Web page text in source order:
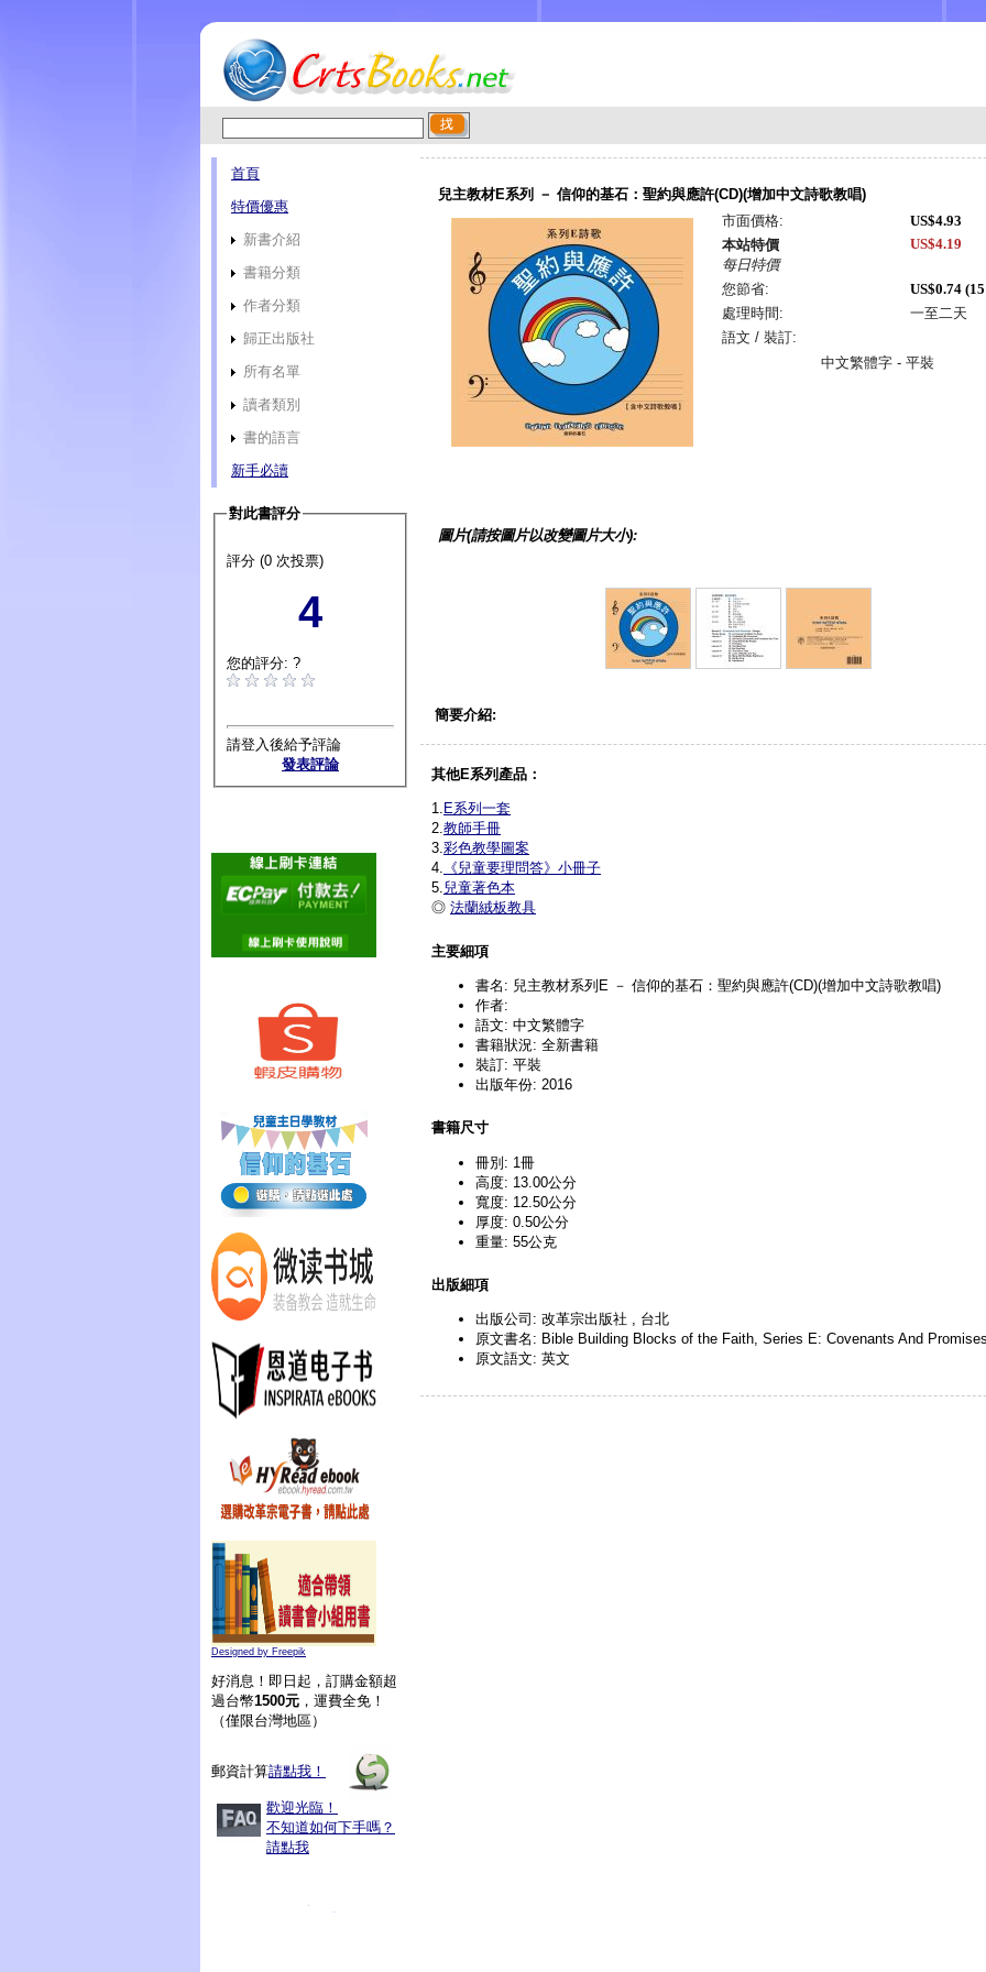
首頁
特價優惠
新書介紹
書籍分類
作者分類
歸正出版社
所有名單
讀者類別
書的語言
新手必讀
對此書評分
評分 (0 次投票)
4
您的評分: ?
請登入後給予評論
發表評論
Designed by Freepik
好消息！即日起，訂購金額超
過台幣1500元 ，運費全免！
（僅限台灣地區）
郵資計算請點我！
歡迎光臨！
不知道如何下手嗎？
請點我
兒主教材E系列 － 信仰的基石：聖約與應許(CD)(增加中文詩歌教唱)
市面價格:
US$4.93
本站特價
每日特價
US$4.19
您節省:
US$0.74
處理時間:
一至二天
語文 / 裝訂:
中文繁體字 - 平裝
圖片(請按圖片以改變圖片大小):
簡要介紹:
其他E系列產品：
1. E系列一套
2.教師手冊
3.彩色教學圖案
4. 《兒童要理問答》小冊子
5.兒童著色本
◎ 法蘭絨板教具
主要細項
書名: 兒主教材系列E － 信仰的基石：聖約與應許(CD)(增加中文詩歌教唱)
作者:
語文: 中文繁體字
書籍狀況: 全新書籍
裝訂: 平裝
出版年份: 2016
書籍尺寸
冊別: 1冊
高度: 13.00公分
寬度: 12.50公分
厚度: 0.50公分
重量: 55公克
出版細項
出版公司: 改革宗出版社 , 台北
原文書名: Bible Building Blocks of the Faith, Series E: Covenants And
原文語文: 英文